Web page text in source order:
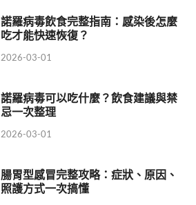
諾羅病毒飲食完整指南：感染後怎麼
吃才能快速恢復？
2026-03-01
諾羅病毒可以吃什麼？飲食建議與禁
忌一次整理
2026-03-01
腸胃型感冒完整攻略：症狀、原因、
照護方式一次搞懂